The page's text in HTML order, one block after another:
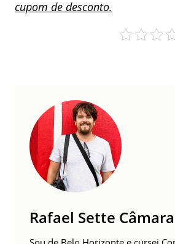
cupom de desconto.
Rafael Sette Câmara